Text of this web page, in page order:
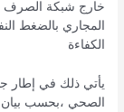
خارج شبكة الصرف
المجاري بالضغط
الكفاءة
يأتي ذلك في إطار
الصحي ،بحسب بيان